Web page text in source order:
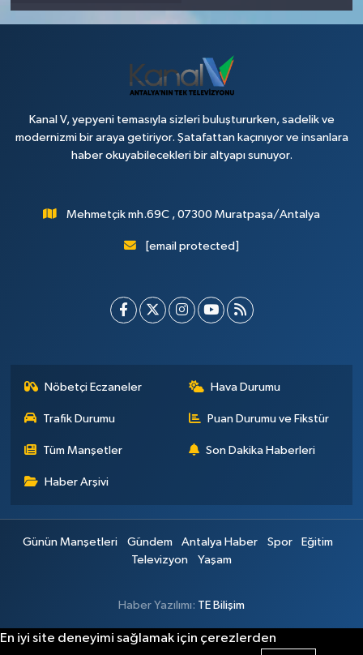
Kanal V, yepyeni temasıyla sizleri buluştururken, sadelik ve
modernizmi bir araya getiriyor. Şatafattan kaçınıyor ve insanlara
haber okuyabilecekleri bir altyapı sunuyor.
Mehmetçik mh.69C , 07300 Muratpaşa/Antalya
[email protected]
Nöbetçi Eczaneler Hava Durumu
Trafik Durumu Puan Durumu ve Fikstür
Tüm Manşetler Son Dakika Haberleri
Haber Arşivi
Günün Manşetleri Gündem Antalya Haber Spor
Eğitim
Televizyon
Yaşam
Haber Yazılımı: TE Bilişim
En iyi site deneyimi sağlamak için çerezlerden